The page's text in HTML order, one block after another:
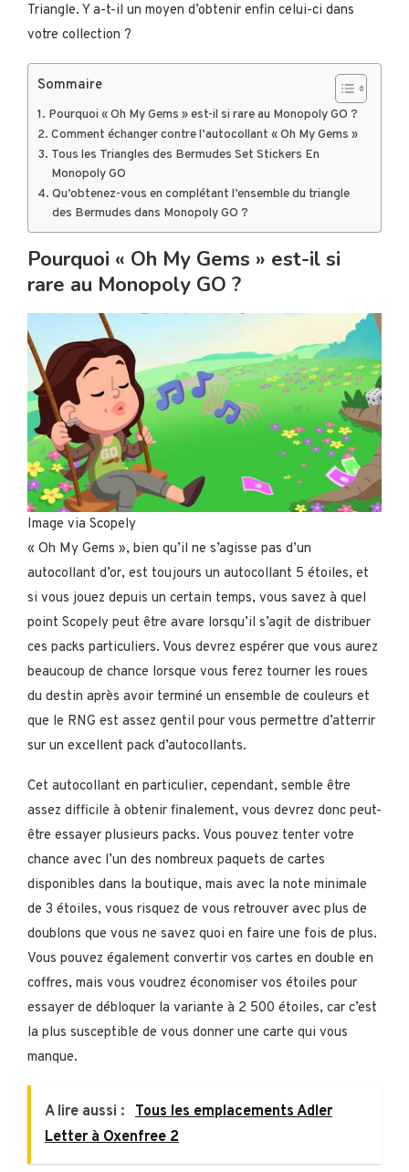
Triangle. Y a-t-il un moyen d’obtenir enfin celui-ci dans
votre collection ?
Sommaire
Pourquoi « Oh My Gems » est-il si rare au Monopoly GO ?
Comment échanger contre l’autocollant « Oh My Gems »
Tous les Triangles des Bermudes Set Stickers En
Monopoly GO
Qu’obtenez-vous en complétant l’ensemble du triangle
des Bermudes dans Monopoly GO ?
Pourquoi « Oh My Gems » est-il si
rare au Monopoly GO ?
Image via Scopely
« Oh My Gems », bien qu’il ne s’agisse pas d’un
autocollant d’or, est toujours un autocollant 5 étoiles, et
si vous jouez depuis un certain temps, vous savez à quel
point Scopely peut être avare lorsqu’il s’agit de distribuer
ces packs particuliers. Vous devrez espérer que vous aurez
beaucoup de chance lorsque vous ferez tourner les roues
du destin après avoir terminé un ensemble de couleurs et
que le RNG est assez gentil pour vous permettre d’atterrir
sur un excellent pack d’autocollants.
Cet autocollant en particulier, cependant, semble être
assez difficile à obtenir finalement, vous devrez donc peut-
être essayer plusieurs packs. Vous pouvez tenter votre
chance avec l’un des nombreux paquets de cartes
disponibles dans la boutique, mais avec la note minimale
de 3 étoiles, vous risquez de vous retrouver avec plus de
doublons que vous ne savez quoi en faire une fois de plus.
Vous pouvez également convertir vos cartes en double en
coffres, mais vous voudrez économiser vos étoiles pour
essayer de débloquer la variante à 2 500 étoiles, car c’est
la plus susceptible de vous donner une carte qui vous
manque.
A lire aussi :
Tous les emplacements Adler
Letter à Oxenfree 2